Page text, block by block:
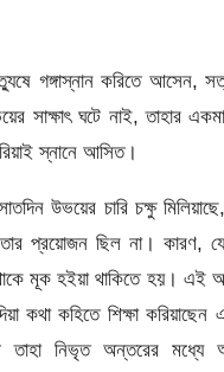
গঙ্গাস্নান করিতে আসেন,
সাক্ষাৎ ঘটে নাই, তাহার
স্নানে আসিত।
উভয়ের চারি চক্ষু
প্রয়োজন ছিল না। কারণ,
মূক হইয়া থাকিতে হয়। এই
কথা কহিতে শিক্ষা করিয়াছেন
তাহা নিভৃত অন্তরের মধ্যে